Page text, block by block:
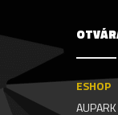
ESHOP